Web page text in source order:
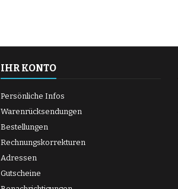
IHR KONTO
Persönliche Infos
Warenrücksendungen
Bestellungen
Rechnungskorrekturen
Adressen
Gutscheine